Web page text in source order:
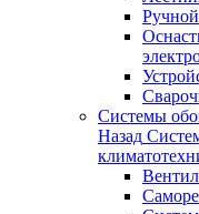
Системы
Назад